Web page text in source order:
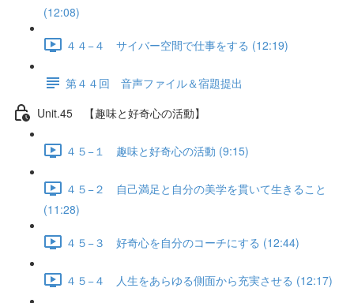
(12:08)
４４−４ サイバー空間で仕事をする (12:19)
第４４回 音声ファイル＆宿題提出
Unit.45 【趣味と好奇心の活動】
４５−１ 趣味と好奇心の活動 (9:15)
４５−２ 自己満足と自分の美学を貫いて生きること
(11:28)
４５−３ 好奇心を自分のコーチにする (12:44)
４５−４ 人生をあらゆる側面から充実させる (12:17)